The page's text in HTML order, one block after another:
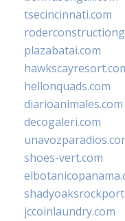
tsecincinnati.com
plazabatai.com
hellonquads.com
diarioanimales.com
decogaleri.com
shoes-vert.com
jccoinlaundry.com